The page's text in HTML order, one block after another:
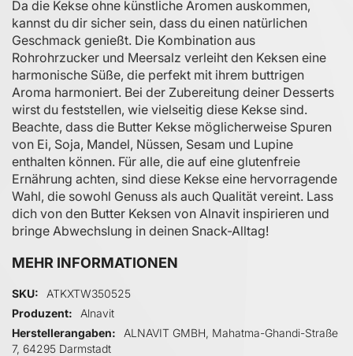
Da die Kekse ohne künstliche Aromen auskommen,
kannst du dir sicher sein, dass du einen natürlichen
Geschmack genießt. Die Kombination aus
Rohrohrzucker und Meersalz verleiht den Keksen eine
harmonische Süße, die perfekt mit ihrem buttrigen
Aroma harmoniert. Bei der Zubereitung deiner Desserts
wirst du feststellen, wie vielseitig diese Kekse sind.
Beachte, dass die Butter Kekse möglicherweise Spuren
von Ei, Soja, Mandel, Nüssen, Sesam und Lupine
enthalten können. Für alle, die auf eine glutenfreie
Ernährung achten, sind diese Kekse eine hervorragende
Wahl, die sowohl Genuss als auch Qualität vereint. Lass
dich von den Butter Keksen von Alnavit inspirieren und
bringe Abwechslung in deinen Snack-Alltag!
MEHR INFORMATIONEN
Mehr Informationen
SKU
ATKXTW350525
Produzent
Alnavit
Herstellerangaben
ALNAVIT GMBH, Mahatma-Ghandi-Straße
7, 64295 Darmstadt